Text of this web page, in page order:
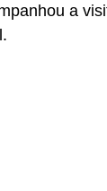
a